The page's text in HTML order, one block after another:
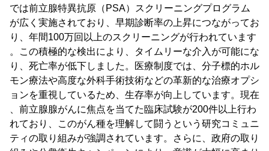
では前立腺特異抗原（PSA）スクリーニングプログラム
が広く実施されており、早期診断率の上昇につながってお
り、年間100万回以上のスクリーニングが行われています
。この積極的な検出により、タイムリーな介入が可能にな
り、死亡率が低下しました。医療制度では、分子標的ホル
モン療法や高度な外科手術技術などの革新的な治療オプシ
ョンを重視しているため、生存率が向上しています。現在
、前立腺腺がんに焦点を当てた臨床試験が200件以上行わ
れており、このがん種を理解して闘うという研究コミュニ
ティの取り組みが強調されています。さらに、政府の取り